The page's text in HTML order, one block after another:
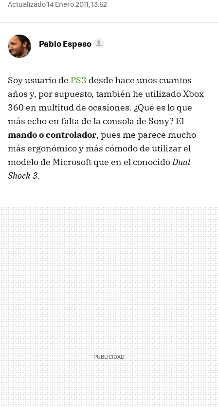
Actualizado 14 Enero 2011, 13:52
Pablo Espeso
Soy usuario de PS3 desde hace unos cuantos
años y, por supuesto, también he utilizado Xbox
360 en multitud de ocasiones. ¿Qué es lo que
más echo en falta de la consola de Sony? El
mando o controlador, pues me parece mucho
más ergonómico y más cómodo de utilizar el
modelo de Microsoft que en el conocidoDual
Shock 3.